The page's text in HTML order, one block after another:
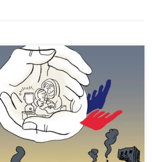
s ciljem vidljivosti i odgovornosti, ali i
rat u Ukrajini i dalje traje. Udruženje Secours
dana pruža pomoć i nastavlja pružati pomoć
Ukrajini tako i u susjednim zemljama. Izvještaj
se može pročitati na: […]